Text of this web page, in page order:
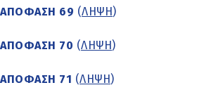
ΑΠΟΦΑΣΗ 69 (ΛΗΨΗ )
ΑΠΟΦΑΣΗ 70 (ΛΗΨΗ )
ΑΠΟΦΑΣΗ 71 (ΛΗΨΗ )